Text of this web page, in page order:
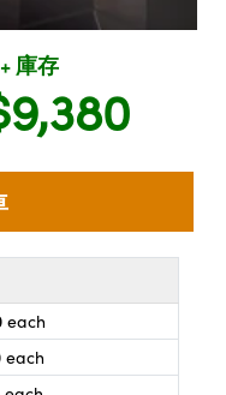
庫存
minus buttons to
each
each